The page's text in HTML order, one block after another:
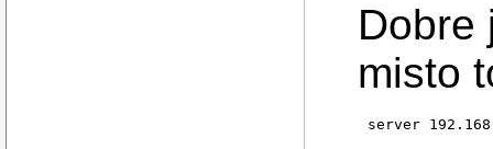
Dobre
misto
server